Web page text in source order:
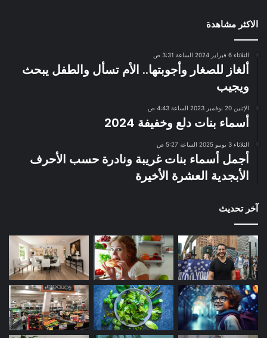
الاكثر مشاهدة
الثلاثاء 6 فبراير 2024 الساعة 3:31 ص
ألغاز للصغار وأجوبتها.. الأم تسأل والطفل يبحث
ويجيب
الإثنين 20 نوفمبر 2023 الساعة 4:43 ص
أسماء بنات دلع وخفيفة 2024
الثلاثاء 3 يونيو 2025 الساعة 5:27 ص
أجمل أسماء بنات غريبة ونادرة حسب الأحرف
الأبجدية العشرة الأخيرة
آخر تحديث